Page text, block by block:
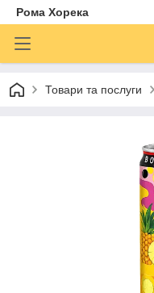
Рома Хорека
Товари та послуги